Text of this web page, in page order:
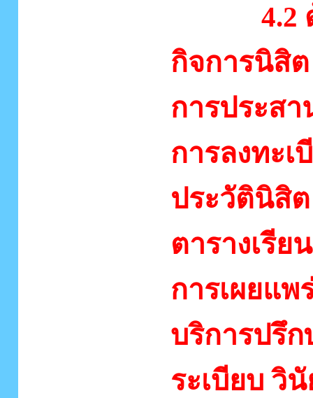
4.2 ด้า
กิจการนิสิ
การประส
การลงทะเ
ประวัตินิสิ
ตารางเรีย
การเผยแ
บริการปรึ
ระเบียบ วิ